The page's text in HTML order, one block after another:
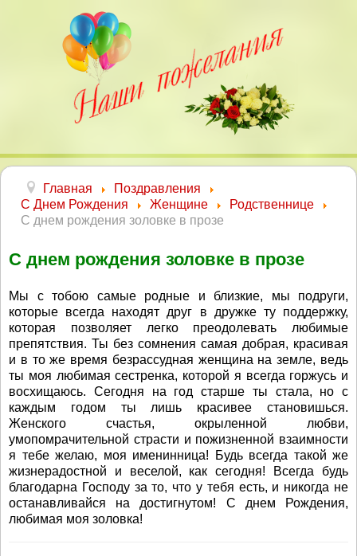
Главная
Поздравления
С Днем Рождения
Женщине
Родственнице
С днем рождения золовке в прозе
С днем рождения золовке в прозе
Мы с тобою самые родные и близкие, мы подруги,
которые всегда находят друг в дружке ту поддержку,
которая позволяет легко преодолевать любимые
препятствия. Ты без сомнения самая добрая, красивая
и в то же время безрассудная женщина на земле, ведь
ты моя любимая сестренка, которой я всегда горжусь и
восхищаюсь. Сегодня на год старше ты стала, но с
каждым годом ты лишь красивее становишься.
Женского счастья, окрыленной любви,
умопомрачительной страсти и пожизненной взаимности
я тебе желаю, моя именинница! Будь всегда такой же
жизнерадостной и веселой, как сегодня! Всегда будь
благодарна Господу за то, что у тебя есть, и никогда не
останавливайся на достигнутом! С днем Рождения,
любимая моя золовка!